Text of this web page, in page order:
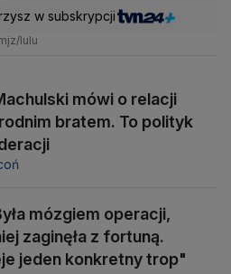
w subskrypcji
lulu
mówi o relacji
bratem. To polityk
mózgiem operacji,
zaginęła z fortuną.
jeden konkretny trop"